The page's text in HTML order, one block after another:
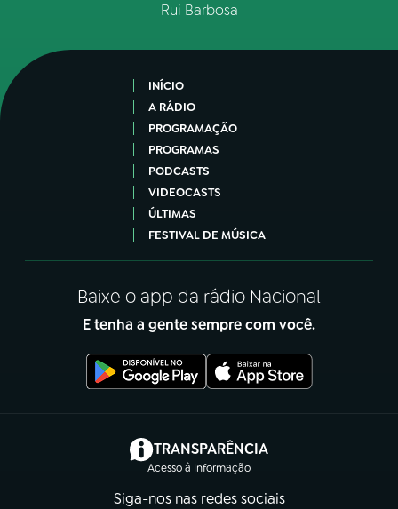
Rui Barbosa
INÍCIO
A RÁDIO
PROGRAMAÇÃO
PROGRAMAS
PODCASTS
VIDEOCASTS
ÚLTIMAS
FESTIVAL DE MÚSICA
Baixe o app da rádio Nacional
E tenha a gente sempre com você.
TRANSPARÊNCIA
Acesso à Informação
(abre em nova aba)
Siga-nos nas redes sociais